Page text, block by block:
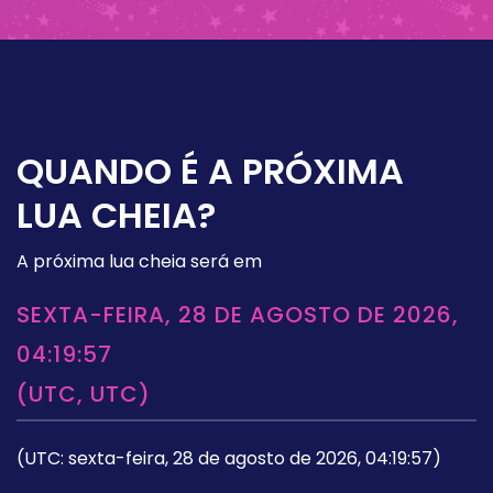
QUANDO É A PRÓXIMA
LUA CHEIA?
A próxima lua cheia será em
SEXTA-FEIRA, 28 DE AGOSTO DE 2026,
04:19:57
(UTC, UTC)
(UTC: sexta-feira, 28 de agosto de 2026, 04:19:57)